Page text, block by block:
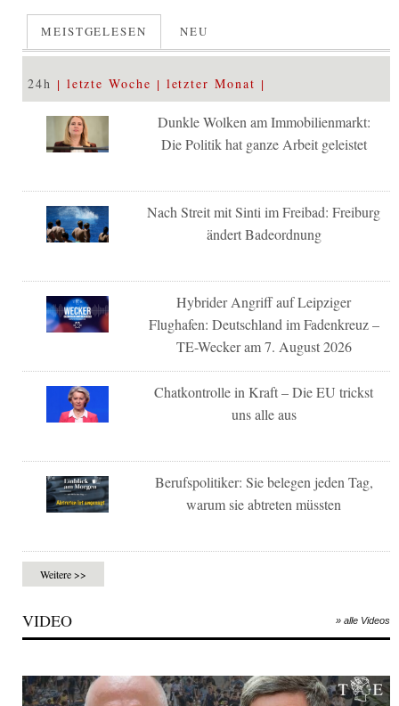
MEISTGELESEN NEU
24h letzte Woche letzter Monat
Dunkle Wolken am Immobilienmarkt:
Die Politik hat ganze Arbeit geleistet
Nach Streit mit Sinti im Freibad: Freiburg
ändert Badeordnung
Hybrider Angriff auf Leipziger
Flughafen: Deutschland im Fadenkreuz –
TE-Wecker am 7. August 2026
Chatkontrolle in Kraft – Die EU trickst
uns alle aus
Berufspolitiker: Sie belegen jeden Tag,
warum sie abtreten müssten
Weitere >>
VIDEO » alle Videos